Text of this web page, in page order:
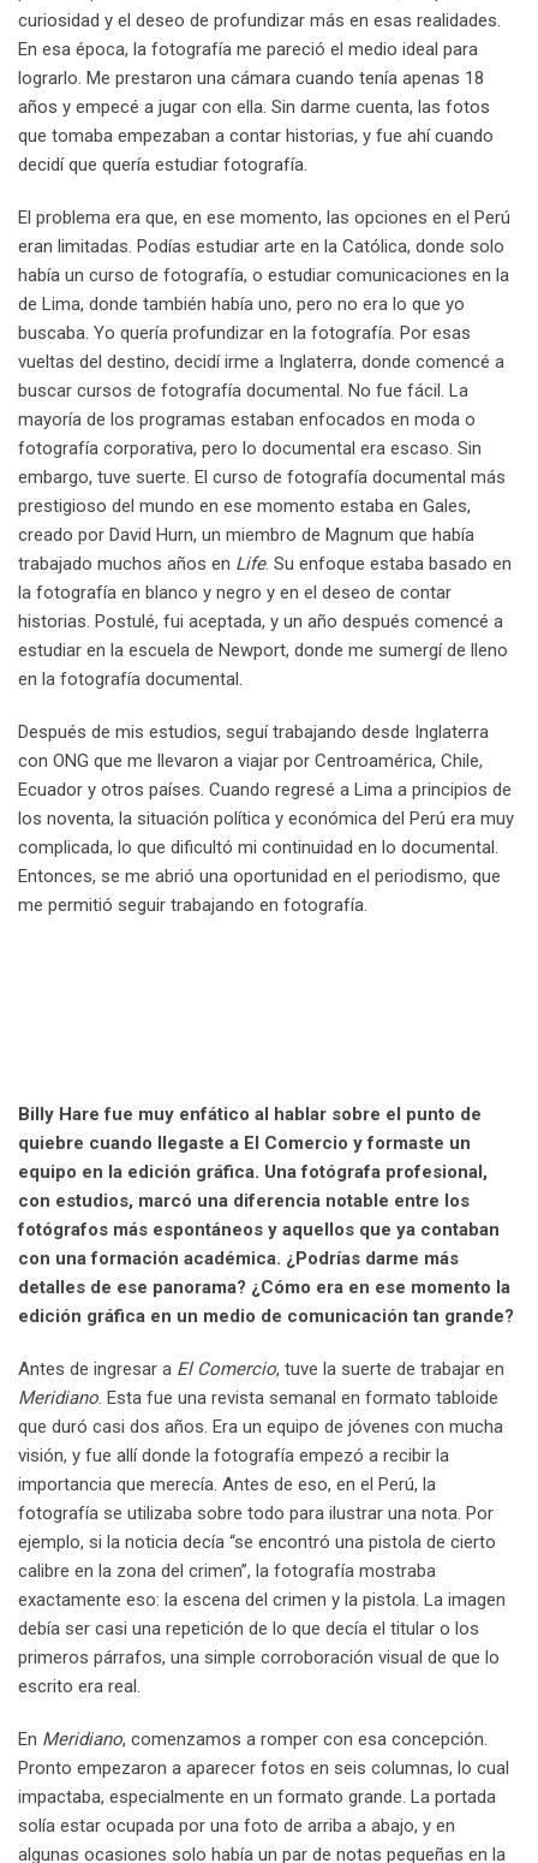
curiosidad y el deseo de profundizar más en esas realidades.
En esa época, la fotografía me pareció el medio ideal para
lograrlo. Me prestaron una cámara cuando tenía apenas 18
años y empecé a jugar con ella. Sin darme cuenta, las fotos
que tomaba empezaban a contar historias, y fue ahí cuando
decidí que quería estudiar fotografía.
El problema era que, en ese momento, las opciones en el Perú
eran limitadas. Podías estudiar arte en la Católica, donde solo
había un curso de fotografía, o estudiar comunicaciones en la
de Lima, donde también había uno, pero no era lo que yo
buscaba. Yo quería profundizar en la fotografía. Por esas
vueltas del destino, decidí irme a Inglaterra, donde comencé a
buscar cursos de fotografía documental. No fue fácil. La
mayoría de los programas estaban enfocados en moda o
fotografía corporativa, pero lo documental era escaso. Sin
embargo, tuve suerte. El curso de fotografía documental más
prestigioso del mundo en ese momento estaba en Gales,
creado por David Hurn, un miembro de Magnum que había
trabajado muchos años en Life. Su enfoque estaba basado en
la fotografía en blanco y negro y en el deseo de contar
historias. Postulé, fui aceptada, y un año después comencé a
estudiar en la escuela de Newport, donde me sumergí de lleno
en la fotografía documental.
Después de mis estudios, seguí trabajando desde Inglaterra
con ONG que me llevaron a viajar por Centroamérica, Chile,
Ecuador y otros países. Cuando regresé a Lima a principios de
los noventa, la situación política y económica del Perú era muy
complicada, lo que dificultó mi continuidad en lo documental.
Entonces, se me abrió una oportunidad en el periodismo, que
me permitió seguir trabajando en fotografía.
Billy Hare fue muy enfático al hablar sobre el punto de
quiebre cuando llegaste a El Comercio y formaste un
equipo en la edición gráfica. Una fotógrafa profesional,
con estudios, marcó una diferencia notable entre los
fotógrafos más espontáneos y aquellos que ya contaban
con una formación académica. ¿Podrías darme más
detalles de ese panorama? ¿Cómo era en ese momento la
edición gráfica en un medio de comunicación tan grande?
Antes de ingresar a El Comercio, tuve la suerte de trabajar en
Meridiano. Esta fue una revista semanal en formato tabloide
que duró casi dos años. Era un equipo de jóvenes con mucha
visión, y fue allí donde la fotografía empezó a recibir la
importancia que merecía. Antes de eso, en el Perú, la
fotografía se utilizaba sobre todo para ilustrar una nota. Por
ejemplo, si la noticia decía “se encontró una pistola de cierto
calibre en la zona del crimen”, la fotografía mostraba
exactamente eso: la escena del crimen y la pistola. La imagen
debía ser casi una repetición de lo que decía el titular o los
primeros párrafos, una simple corroboración visual de que lo
escrito era real.
En Meridiano, comenzamos a romper con esa concepción.
Pronto empezaron a aparecer fotos en seis columnas, lo cual
impactaba, especialmente en un formato grande. La portada
solía estar ocupada por una foto de arriba a abajo, y en
algunas ocasiones solo había un par de notas pequeñas en la